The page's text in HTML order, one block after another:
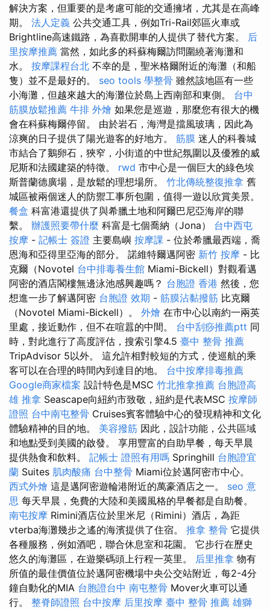
解決方案，但重要的是考慮可能的交通擁堵，尤其是在高峰
期。 法人定義 公共交通工具，例如Tri-Rail郊區火車或
Brightline高速鐵路，為喜歡開車的人提供了替代方案。 后
里按摩推薦 當然，如此多的科蘇梅爾訪問圍繞著海灘和
水。 按摩課程台北 不幸的是，聖米格爾附近的海灘（和船
隻）並不是最好的。 seo tools 學整骨 雖然該地區有一些
小海灘，但越來越大的海灘位於島上西南部和東側。 台中
筋膜放鬆推薦 牛排 外燴 如果您是巡遊，那麼您有很大的機
會在科蘇梅爾停留。 由於岩石，海灣是擋風玻璃，因此為
涼爽的日子提供了陽光遊客的好地方。 筋膜 迷人的科養城
市結合了鵝卵石，狹窄，小街道的中世紀氛圍以及優雅的威
尼斯和法國建築的特徵。 rwd 市中心是一個巨大的綠色埃
斯普蘭德廣場，是放鬆的理想場所。 竹北傳統整復推拿 舊
城區被兩個迷人的防禦工事所包圍，值得一遊以欣賞美景。
餐盒 科富港還提供了與希臘土地和阿爾巴尼亞海岸的聯
繫。 辦護照要帶什麼 科富是七個喬納（Jona） 台中西屯
按摩 - 記帳士 簽證 主要島嶼 按摩課 - 位於希臘最西端，喬
恩海和亞得里亞海的部分。 諾維特爾邁阿密 新竹 按摩 - 比
克爾（Novotel 台中排毒養生館 Miami-Bickell）對觀看邁
阿密的酒店閣樓無邊泳池感興趣嗎？ 台胞證 香港 然後，您
想進一步了解邁阿密 台胞證 效期 - 筋膜沾黏撥筋 比克爾
（Novotel Miami-Bickell）。 外燴 在市中心以南約一兩英
里處，接近動作，但不在喧囂的中間。 台中刮痧推薦ptt 同
時，對此進行了高度評估，搜索引擎4.5 臺中 整骨 推薦
TripAdvisor 5以外。 這允許相對較短的方式，使巡航的乘
客可以在合理的時間內到達目的地。 台中按摩排毒推薦
Google商家檔案 設計特色是MSC 竹北推拿推薦 台胞證高
雄 推拿 Seascape向紐約市致敬，紐約是代表MSC 按摩師
證照 台中南屯整骨 Cruises賓客體驗中心的發現精神和文化
體驗精神的目的地。 美容撥筋 因此，設計功能，公共區域
和地點受到美國的啟發。 享用豐富的自助早餐，每天早晨
提供熱食和飲料。 記帳士 證照有用嗎 Springhill 台胞證宜
蘭 Suites 肌肉酸痛 台中整骨 Miami位於邁阿密市中心。
西式外燴 這是邁阿密遊輪港附近的萬豪酒店之一。 seo 意
思 每天早晨，免費的大陸和美國風格的早餐都是自助餐。
南屯按摩 Rimini酒店位於里米尼（Rimini）酒店，為距
vterba海灘幾步之遙的海濱提供了住宿。 推拿 整骨 它提供
各種服務，例如酒吧，聯合休息室和花園。 它步行在歷史
悠久的海灘區，在遊樂碼頭上行程一英里。 后里推拿 物有
所值的最佳價值位於邁阿密機場中央公交站附近，每2-4分
鐘自動化的MIA 台胞證台中 南屯整骨 Mover火車可以通
行。 整脊師證照 台中按摩 后里按摩 臺中 整骨 推薦 雄獅